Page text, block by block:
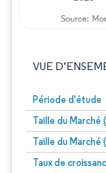
VUE
Période d'étude
Taille du Marché
Taille du Marché
Taux de